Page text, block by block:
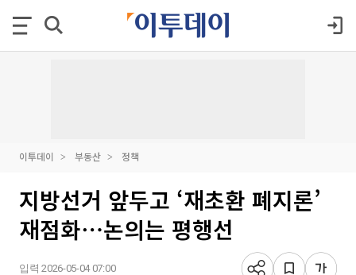
이투데이 부동산 정책
지방선거 앞두고 ‘재초환 폐지론’
재점화⋯논의는 평행선
입력 2026-05-04 07:00